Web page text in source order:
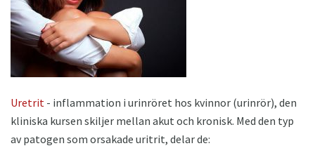
Uretrit - inflammation i urinröret hos kvinnor (urinrör), den
kliniska kursen skiljer mellan akut och kronisk. Med den typ
av patogen som orsakade uritrit, delar de: